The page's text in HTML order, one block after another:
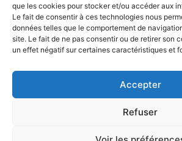
que les cookies pour stocker et/ou accéder aux
Le fait de consentir à ces technologies nous
données telles que le comportement de
site. Le fait de ne pas consentir ou de retirer son
un effet négatif sur certaines caractéristiques et
Accepter
Refuser